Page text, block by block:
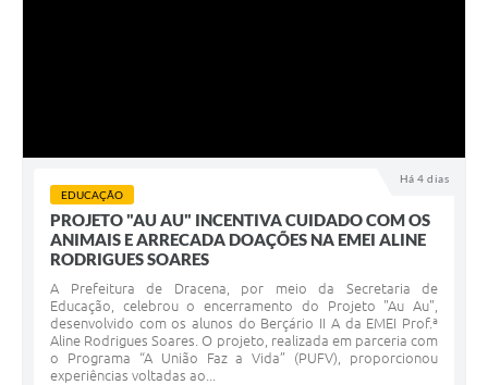
Há 4 dias
EDUCAÇÃO
PROJETO "AU AU" INCENTIVA CUIDADO COM OS
ANIMAIS E ARRECADA DOAÇÕES NA EMEI ALINE
RODRIGUES SOARES
A Prefeitura de Dracena, por meio da Secretaria de
Educação, celebrou o encerramento do Projeto "Au Au",
desenvolvido com os alunos do Berçário II A da EMEI Prof.ª
Aline Rodrigues Soares. O projeto, realizada em parceria com
o Programa “A União Faz a Vida” (PUFV), proporcionou
experiências voltadas ao...